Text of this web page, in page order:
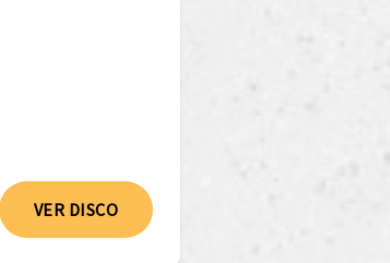
VER DISCO